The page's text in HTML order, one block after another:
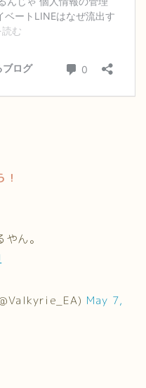
ん。
May 7,